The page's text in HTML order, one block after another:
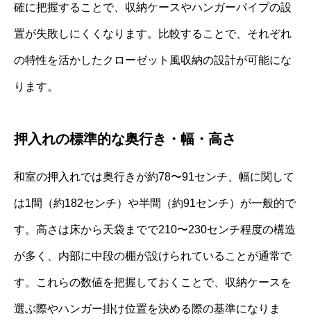
確に把握することで、収納ケースやハンガーパイプの設
置が失敗しにくくなります。比較することで、それぞれ
の特性を活かしたクローゼット風収納の設計が可能にな
ります。
押入れの標準的な奥行き・幅・高さ
和室の押入れでは奥行きが約78〜91センチ、幅に関して
は1間（約182センチ）や半間（約91センチ）が一般的で
す。高さは床から天袋までで210〜230センチ程度の構造
が多く、内部に中段の棚が設けられていることが通常で
す。これらの数値を把握しておくことで、収納ケースを
選ぶ際やハンガー掛け位置を決める際の基準になりま